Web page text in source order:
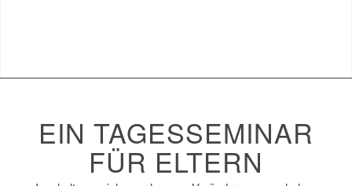
EIN TAGESSEMINAR
FÜR ELTERN